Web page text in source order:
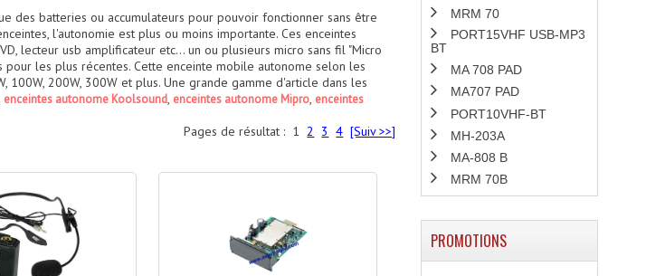
des batteries ou accumulateurs pour pouvoir fonctionner sans être
l'autonomie est plus ou moins importante. Ces enceintes
lecteur usb amplificateur etc... un ou plusieurs micro sans fil "Micro
les plus récentes. Cette enceinte mobile autonome selon les
200W, 300W et plus. Une grande gamme d'article dans les
enceintes autonome Koolsound, enceintes autonome Mipro, enceintes
Pages de résultat : 1 2 3 4 [Suiv >>]
MRM 70
PORT15VHF USB-MP3
BT
MA 708 PAD
MA707 PAD
PORT10VHF-BT
MH-203A
MA-808 B
MRM 70B
PROMOTIONS